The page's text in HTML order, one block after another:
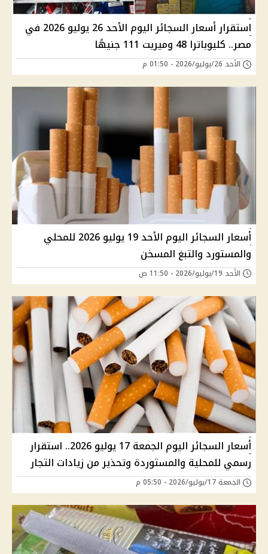
استقرار أسعار السجائر اليوم الأحد 26 يوليو 2026 في
مصر.. كليوباترا 48 وميريت 111 جنيهًا
الأحد 26/يوليو/2026 - 01:50 م
أسعار السجائر اليوم الأحد 19 يوليو 2026 للمحلي
والمستورد والتبغ المسخن
الأحد 19/يوليو/2026 - 11:50 ص
أسعار السجائر اليوم الجمعة 17 يوليو 2026.. استقرار
رسمي للمحلية والمستوردة وتحذير من زيادات التجار
الجمعة 17/يوليو/2026 - 05:50 م